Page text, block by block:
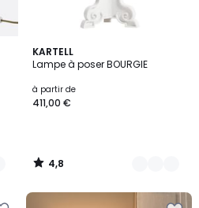
KARTELL
Lampe à poser BOURGIE
à partir de
411,00 €
4,8
/ 5
8
Couleurs
4,8
/